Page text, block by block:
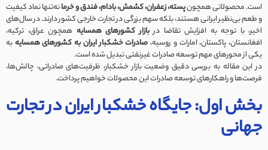
است. محصولاتی همچونپسته، زعفران، کشمش، بادام، فندق و خرمانه‌تنها نماد کیفیت
و طعم بی‌نظیر ایرانی هستند، بلکه سهم بزرگی در تجارت خارجی کشور دارند. در سال‌های
اخیر، با توجه به افزایش تقاضا دربازار کشورهای همسایه همچون عراق، ترکیه،
افغانستان، پاکستان، امارات و روسیه،صادرات خشکبار ایران به کشورهای همسایهبه
یکی از محورهای مهم توسعه صادرات غیرنفتی تبدیل شده است.
در این مقاله به بررسی دقیق وضعیت بازار خشکبار، ظرفیت‌های صادراتی، چالش‌ها،
فرصت‌ها و راهکارهای توسعه صادرات این محصولات خواهیم پرداخت.
بخش اول: جایگاه خشکبار ایران در تجارت
جهانی